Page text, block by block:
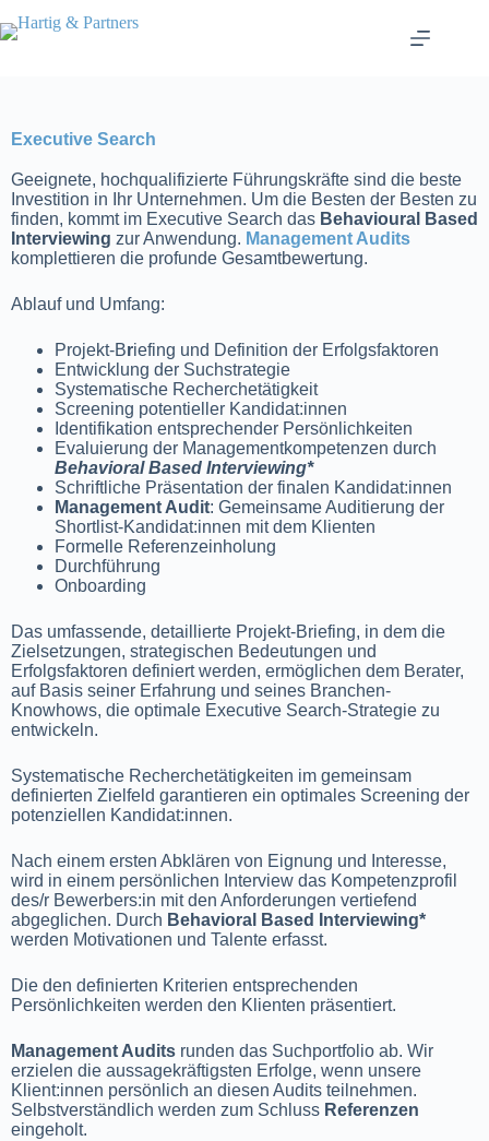
Executive Search
Geeignete, hochqualifizierte Führungskräfte sind die beste
Investition in Ihr Unternehmen. Um die Besten der Besten zu
finden, kommt im Executive Search das Behavioural Based
Interviewing zur Anwendung. Management Audits
komplettieren die profunde Gesamtbewertung.
Ablauf und Umfang:
Projekt-Briefing und Definition der Erfolgsfaktoren
Entwicklung der Suchstrategie
Systematische Recherchetätigkeit
Screening potentieller Kandidat:innen
Identifikation entsprechender Persönlichkeiten
Evaluierung der Managementkompetenzen durch
Behavioral Based Interviewing*
Schriftliche Präsentation der finalen Kandidat:innen
Management Audit: Gemeinsame Auditierung der
Shortlist-Kandidat:innen mit dem Klienten
Formelle Referenzeinholung
Durchführung
Onboarding
Das umfassende, detaillierte Projekt-Briefing, in dem die
Zielsetzungen, strategischen Bedeutungen und
Erfolgsfaktoren definiert werden, ermöglichen dem Berater,
auf Basis seiner Erfahrung und seines Branchen-
Knowhows, die optimale Executive Search-Strategie zu
entwickeln.
Systematische Recherchetätigkeiten im gemeinsam
definierten Zielfeld garantieren ein optimales Screening der
potenziellen Kandidat:innen.
Nach einem ersten Abklären von Eignung und Interesse,
wird in einem persönlichen Interview das Kompetenzprofil
des/r Bewerbers:in mit den Anforderungen vertiefend
abgeglichen. Durch Behavioral Based Interviewing*
werden Motivationen und Talente erfasst.
Die den definierten Kriterien entsprechenden
Persönlichkeiten werden den Klienten präsentiert.
Management Audits runden das Suchportfolio ab. Wir
erzielen die aussagekräftigsten Erfolge, wenn unsere
Klient:innen persönlich an diesen Audits teilnehmen.
Selbstverständlich werden zum Schluss Referenzen
eingeholt.